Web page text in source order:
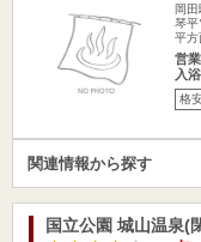
岡
琴平
平方
営
入
格
関連情報から探す
国立公園 城山温泉(